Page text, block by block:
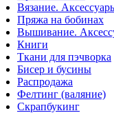
Вязание.
Пряжа на бобинах
Вышивание.
Книги
Ткани для пэчворка
Бисер и бусины
Распродажа
Фелтинг (валяние)
Скрапбукинг